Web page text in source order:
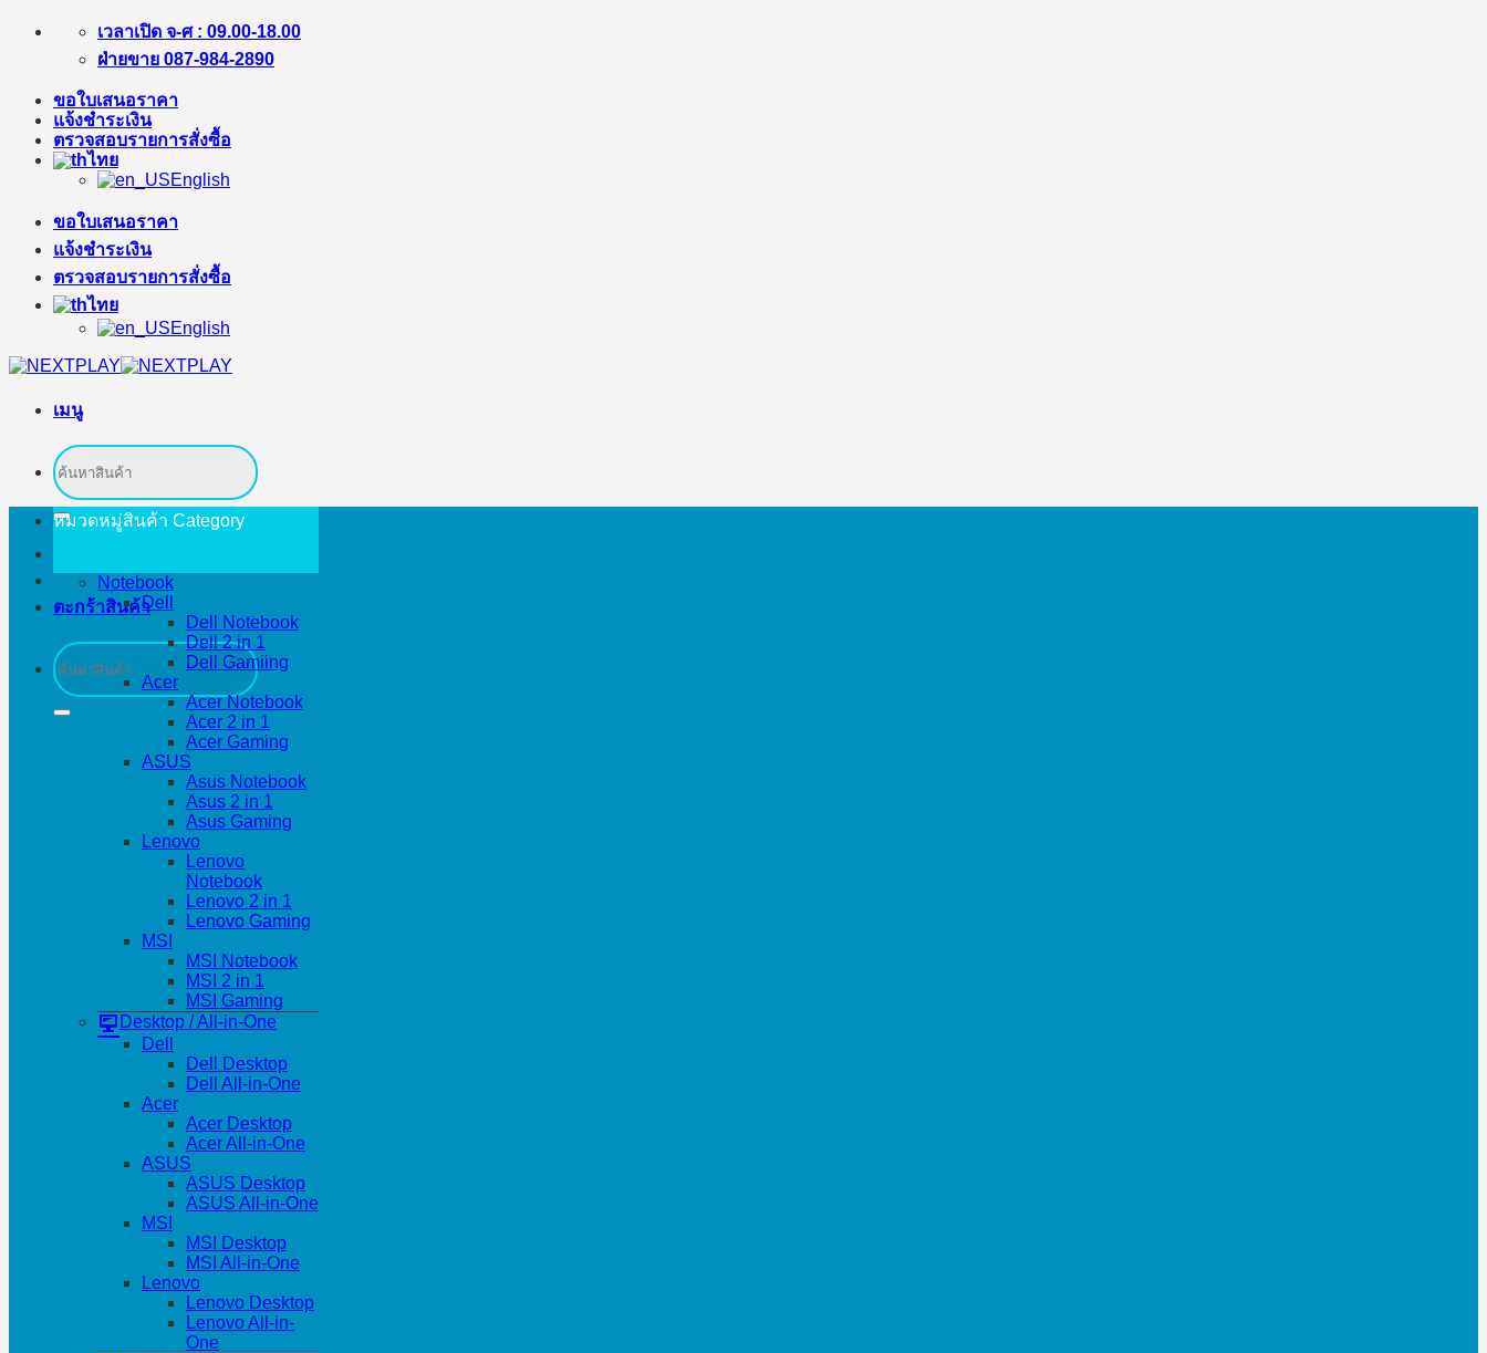
ข้าม
เนื้อหา
เวลาเปิด จ-ศ : 09.00-18.00
ฝ่ายขาย 087-984-2890
ขอใบเสนอราคา
แจ้งชำระเงิน
ตรวจสอบรายการสั่งซื้อ
ไทย
English
ขอใบเสนอราคา
แจ้งชำระเงิน
ตรวจสอบรายการสั่งซื้อ
ไทย
English
เมนู
ค้นหา:
ตะกร้าสินค้า
ค้นหา:
หมวดหมู่สินค้า Category
Notebook
Dell
Dell Notebook
Dell 2 in 1
Dell Gamiing
Acer
Acer Notebook
Acer 2 in 1
Acer Gaming
ASUS
Asus Notebook
Asus 2 in 1
Asus Gaming
Lenovo
Lenovo
Notebook
Lenovo 2 in 1
Lenovo Gaming
MSI
MSI Notebook
MSI 2 in 1
MSI Gaming
Desktop / All-in-One
Dell
Dell Desktop
Dell All-in-One
Acer
Acer Desktop
Acer All-in-One
ASUS
ASUS Desktop
ASUS All-in-One
MSI
MSI Desktop
MSI All-in-One
Lenovo
Lenovo Desktop
Lenovo All-in-
One